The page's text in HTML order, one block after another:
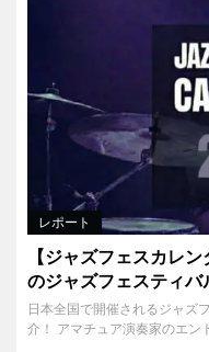
レポート
【ジャズフェスカレ
のジャズフェスティバ
日本全国で開催されるジャズ
介！ アマチュア演奏家のエン